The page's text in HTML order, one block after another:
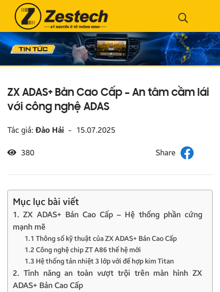
ZX ADAS+ Bản Cao Cấp – An tâm cầm lái
với công nghệ ADAS
Tác giả: Đào Hải - 15.07.2025
380
Mục lục bài viết
1. ZX ADAS+ Bản Cao Cấp – Hệ thống phần cứng
mạnh mẽ
1.1 Thông số kỹ thuật của ZX ADAS+ Bản Cao Cấp
1.2 Công nghệ chip ZT A86 thế hệ mới
1.3 Hệ thống tản nhiệt 3 lớp với đế hợp kim Titan
2. Tính năng an toàn vượt trội trên màn hình ZX
ADAS+ Bản Cao Cấp